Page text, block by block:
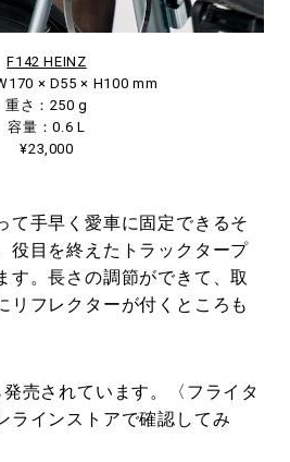
F142 HEINZ
× D55 × H100 mm
重さ：250 g
容量：0.6 L
¥23,000
て手早く愛車に固定できるそ
役目を終えたトラックタープ
す。長さの調節ができて、取
リフレクターが付くところも
売されています。〈フライタ
ラインストアで確認してみ